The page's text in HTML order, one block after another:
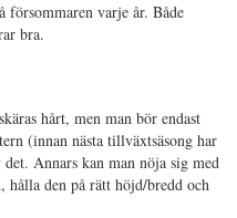
försommaren varje år. Både
bra.
hårt, men man bör endast
(innan nästa tillväxtsäsong har
Annars kan man nöja sig med
hålla den på rätt höjd/bredd och